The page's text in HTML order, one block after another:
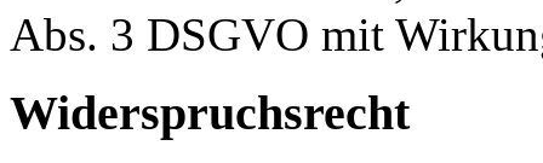
Abs. 3 DSGVO mit
Widerspruchsrecht